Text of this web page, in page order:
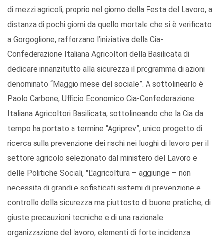
di mezzi agricoli, proprio nel giorno della Festa del Lavoro, a
distanza di pochi giorni da quello mortale che si è verificato
a Gorgoglione, rafforzano l’iniziativa della Cia-
Confederazione Italiana Agricoltori della Basilicata di
dedicare innanzitutto alla sicurezza il programma di azioni
denominato “Maggio mese del sociale”. A sottolinearlo è
Paolo Carbone, Ufficio Economico Cia-Confederazione
Italiana Agricoltori Basilicata, sottolineando che la Cia da
tempo ha portato a termine “Agriprev”, unico progetto di
ricerca sulla prevenzione dei rischi nei luoghi di lavoro per il
settore agricolo selezionato dal ministero del Lavoro e
delle Politiche Sociali, "L'agricoltura – aggiunge – non
necessita di grandi e sofisticati sistemi di prevenzione e
controllo della sicurezza ma piuttosto di buone pratiche, di
giuste precauzioni tecniche e di una razionale
organizzazione del lavoro, elementi di forte incidenza